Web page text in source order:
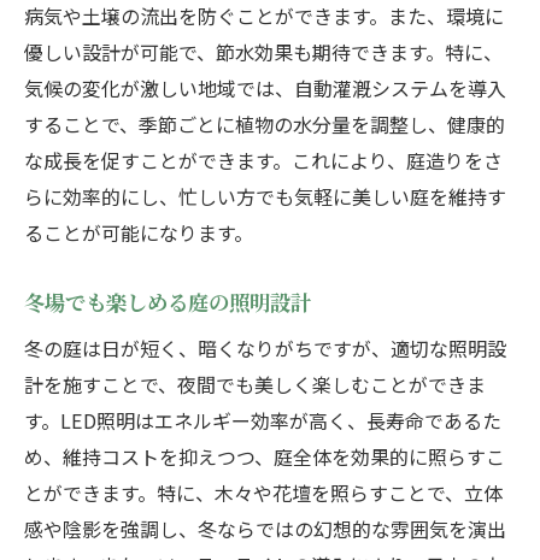
病気や土壌の流出を防ぐことができます。また、環境に
優しい設計が可能で、節水効果も期待できます。特に、
気候の変化が激しい地域では、自動灌漑システムを導入
することで、季節ごとに植物の水分量を調整し、健康的
な成長を促すことができます。これにより、庭造りをさ
らに効率的にし、忙しい方でも気軽に美しい庭を維持す
ることが可能になります。
冬場でも楽しめる庭の照明設計
冬の庭は日が短く、暗くなりがちですが、適切な照明設
計を施すことで、夜間でも美しく楽しむことができま
す。LED照明はエネルギー効率が高く、長寿命であるた
め、維持コストを抑えつつ、庭全体を効果的に照らすこ
とができます。特に、木々や花壇を照らすことで、立体
感や陰影を強調し、冬ならではの幻想的な雰囲気を演出